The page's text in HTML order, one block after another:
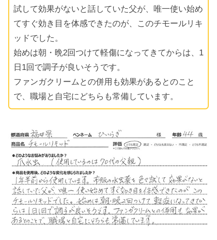
試して効果がないと話していた父が、唯一使い始め
てすぐ効き目を体感できたのが、このチモールリキ
ッドでした。
始めは朝・晩2回つけて軽傷になってきてからは、1
日1回で調子が良いそうです。
ファンガクリームとの併用も効果があるとのこと
で、職場と自宅にどちらも常備しています。